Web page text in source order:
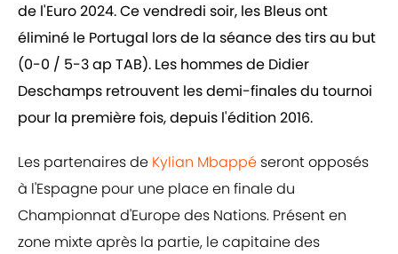
de l'Euro 2024. Ce vendredi soir, les Bleus ont
éliminé le Portugal lors de la séance des tirs au but
(0-0 / 5-3 ap TAB). Les hommes de Didier
Deschamps retrouvent les demi-finales du tournoi
pour la première fois, depuis l'édition 2016.
Les partenaires de Kylian Mbappé seront opposés
à l'Espagne pour une place en finale du
Championnat d'Europe des Nations. Présent en
zone mixte après la partie, le capitaine des